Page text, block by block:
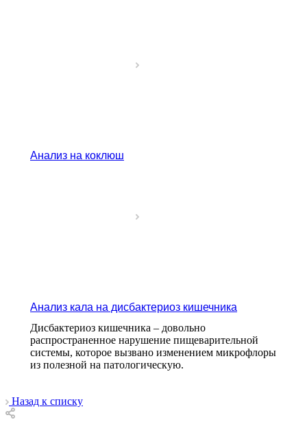
Анализ на коклюш
Анализ кала на дисбактериоз кишечника
Дисбактериоз кишечника – довольно
распространенное нарушение пищеварительной
системы, которое вызвано изменением микрофлоры
из полезной на патологическую.
Назад к списку